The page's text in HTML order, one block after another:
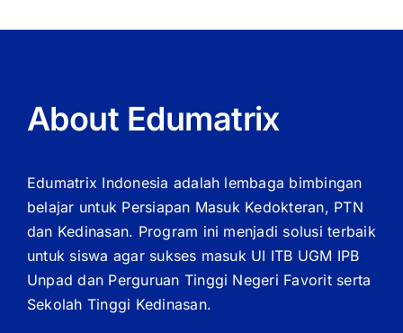
About Edumatrix
Edumatrix Indonesia adalah lembaga bimbingan
belajar untuk Persiapan Masuk Kedokteran, PTN
dan Kedinasan. Program ini menjadi solusi terbaik
untuk siswa agar sukses masuk UI ITB UGM IPB
Unpad dan Perguruan Tinggi Negeri Favorit serta
Sekolah Tinggi Kedinasan.